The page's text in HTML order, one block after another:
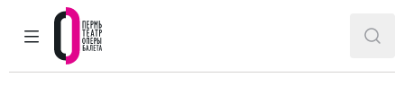
ГЛАВНОЕ МЕНЮ
Пермский театр оперы и балета